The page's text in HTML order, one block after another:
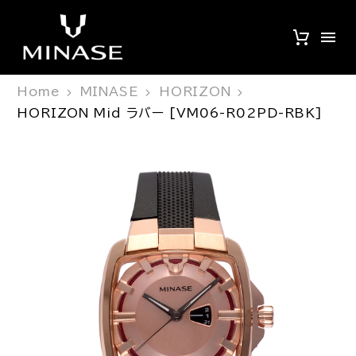
Home MINASE
HORIZON
HORIZON Mid ラバー [VM06-R02PD-RBK]